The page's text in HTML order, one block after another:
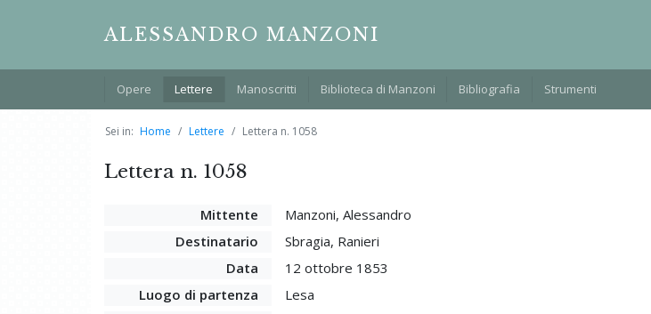
ALESSANDRO MANZONI
Opere Lettere Manoscritti Biblioteca di Manzoni Bibliografia Strumenti
Sei in: Home Lettere Lettera n. 1058
Lettera n. 1058
Mittente
Manzoni, Alessandro
Destinatario
Sbragia, Ranieri
Data
12 ottobre 1853
Luogo di partenza
Lesa